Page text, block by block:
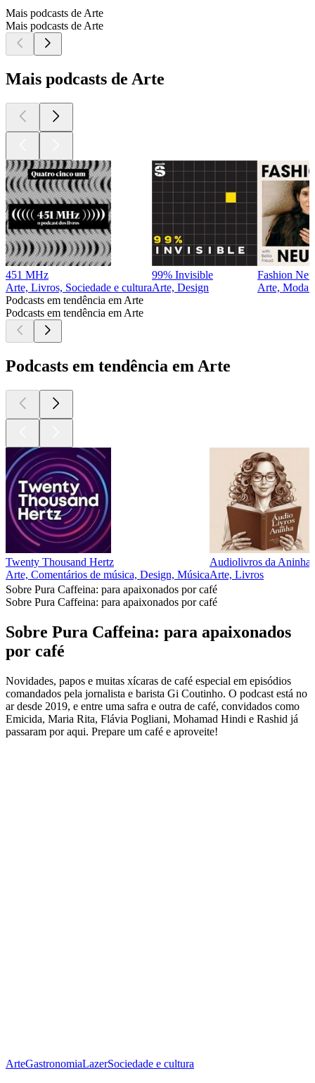
Mais podcasts de Arte
Mais podcasts de Arte
Mais podcasts de Arte
451 MHz
Arte, Livros, Sociedade e cultura
99% Invisible
Arte, Design
Fashion
Arte, Moda
Podcasts em tendência em Arte
Podcasts em tendência em Arte
Podcasts em tendência em Arte
Twenty Thousand Hertz
Arte, Comentários de música, Design, Música
Audiolivros da Aninha
Arte, Livros
Sobre Pura Caffeina: para apaixonados por café
Sobre Pura Caffeina: para apaixonados por café
Sobre Pura Caffeina: para apaixonados
por café
Novidades, papos e muitas xícaras de café especial em episódios
comandados pela jornalista e barista Gi Coutinho. O podcast está no
ar desde 2019, e entre uma safra e outra de café, convidados como
Emicida, Maria Rita, Flávia Pogliani, Mohamad Hindi e Rashid já
passaram por aqui. Prepare um café e aproveite!
ArteGastronomiaLazerSociedade e cultura